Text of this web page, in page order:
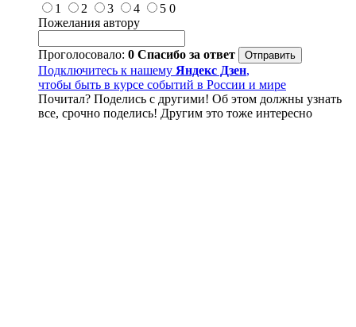
1
2 3 4 5 0
Пожелания автору
Проголосовало: 0 Спасибо за ответ
Подключитесь к нашему Яндекс Дзен,
чтобы быть в курсе событий в России и мире
Почитал? Поделись с другими! Об этом должны узнать
все, срочно поделись! Другим это тоже интересно